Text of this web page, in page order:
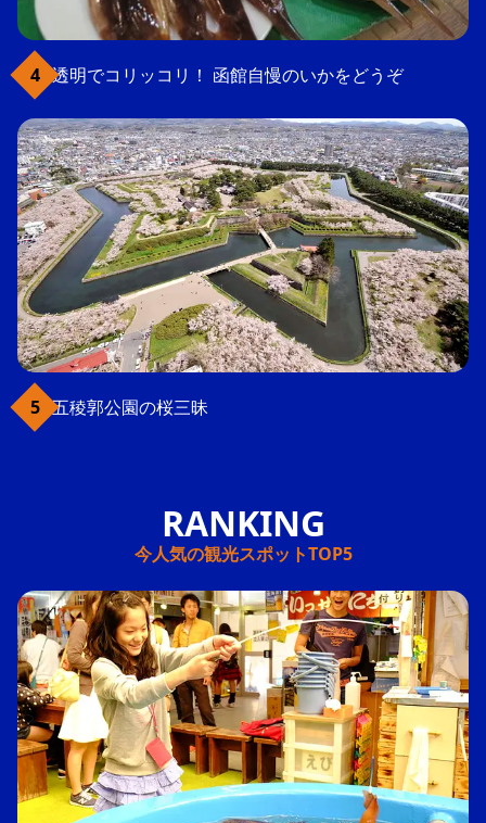
透明でコリッコリ！ 函館自慢のいかをどうぞ
五稜郭公園の桜三昧
今人気の観光スポットTOP5